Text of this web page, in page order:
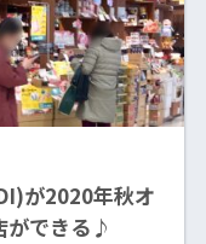
が2020年秋オ
ができる♪